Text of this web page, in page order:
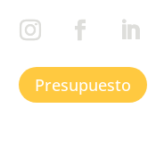
Presupuesto